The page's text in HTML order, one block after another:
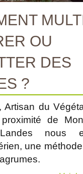
OU
DES
?
Artisan du
de
nous
une